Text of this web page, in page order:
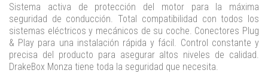
Sistema activa de protección del motor para la máxima
seguridad de conducción. Total compatibilidad con todos los
sistemas eléctricos y mecánicos de su coche. Conectores Plug
& Play para una instalación rápida y fácil. Control constante y
precisa del producto para asegurar altos niveles de calidad.
DrakeBox Monza tiene toda la seguridad que necesita.